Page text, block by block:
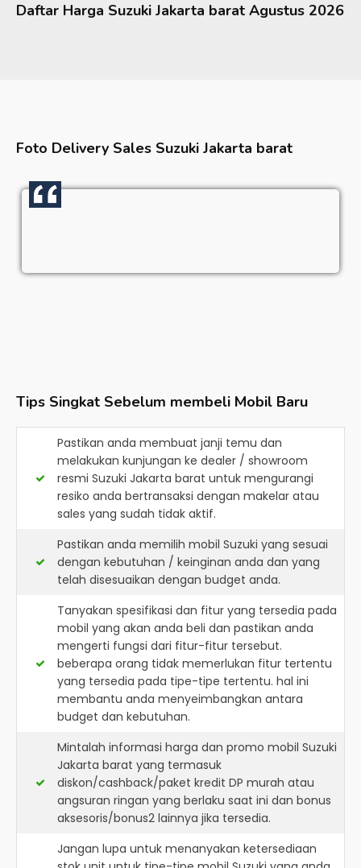
Daftar Harga Suzuki Jakarta barat Agustus 2026
Foto Delivery Sales Suzuki Jakarta barat
Tips Singkat Sebelum membeli Mobil Baru
Pastikan anda membuat janji temu dan
melakukan kunjungan ke dealer / showroom
resmi Suzuki Jakarta barat untuk mengurangi
resiko anda bertransaksi dengan makelar atau
sales yang sudah tidak aktif.
Pastikan anda memilih mobil Suzuki yang sesuai
dengan kebutuhan / keinginan anda dan yang
telah disesuaikan dengan budget anda.
Tanyakan spesifikasi dan fitur yang tersedia pada
mobil yang akan anda beli dan pastikan anda
mengerti fungsi dari fitur-fitur tersebut.
beberapa orang tidak memerlukan fitur tertentu
yang tersedia pada tipe-tipe tertentu. hal ini
membantu anda menyeimbangkan antara
budget dan kebutuhan.
Mintalah informasi harga dan promo mobil Suzuki
Jakarta barat yang termasuk
diskon/cashback/paket kredit DP murah atau
angsuran ringan yang berlaku saat ini dan bonus
aksesoris/bonus2 lainnya jika tersedia.
Jangan lupa untuk menanyakan ketersediaan